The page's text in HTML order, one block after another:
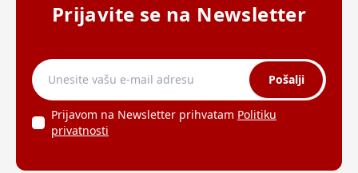
Prijavite se na Newsletter
Pošalji
Prijavom na Newsletter prihvatam Politiku
privatnosti